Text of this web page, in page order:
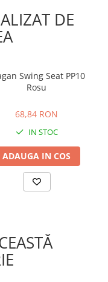
DE
Swing Seat PP10
Rosu
68,84 RON
IN STOC
ADAUGA IN COS